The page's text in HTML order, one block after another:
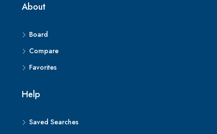
About
Board
Compare
Favorites
Help
Saved Searches